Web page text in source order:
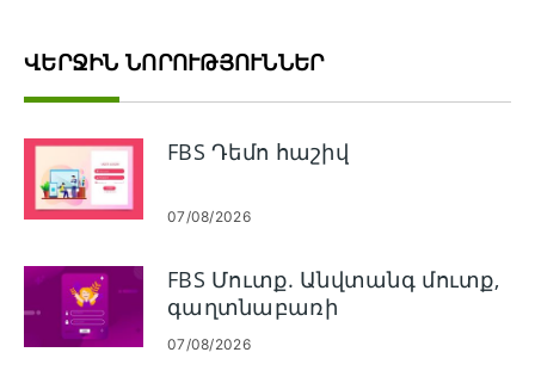
ՎԵՐՋԻՆ ՆՈՐՈՒԹՅՈՒՆՆԵՐ
FBS Դեմո հաշիվ
07/08/2026
FBS Մուտք. Անվտանգ մուտք,
գաղտնաբառի
վերականգնում և
անսարքությունների
07/08/2026